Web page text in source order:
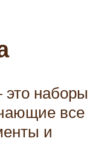
наборы
все
и